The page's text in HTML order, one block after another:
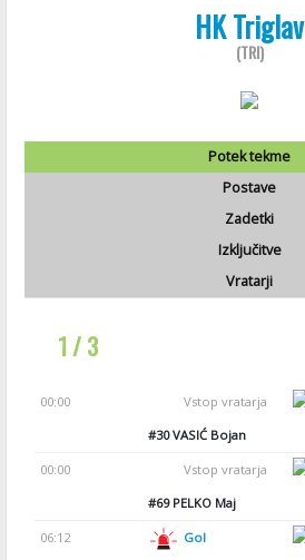
HK Triglav
(TRI)
Potek tekme
Postave
Zadetki
Izključitve
Vratarji
1 / 3
00:00 Vstop vratarja
#30VASIĆ Bojan
00:00 Vstop vratarja
#69PELKO Maj
06:12 Gol